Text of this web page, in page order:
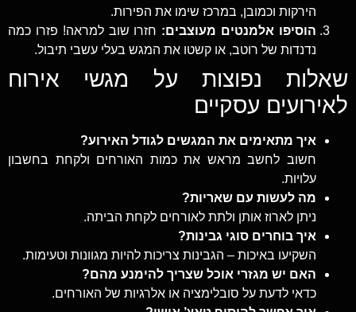
הירקות וכמובן, במרכז שימו את הפירות.
הוסיפו אלמנטים מעוצבים: חזרו שוב למראה! פזרו כמה
נדנדות של רוטב, או קשטו את המגש בעלי עשבי תיבול.
שאלות נפוצות על מגשי אירוח
לאירועים עסקיים
איך מתאימים את המגשים לגודל האירוע?
חשוב לחשב מראש את כמות האורחים ולקחת בחשבון
עלויות.
מה לעשות עם שאריות?
ניתן לארוז אותן ולתת לאורחים לקחת הביתה.
איך בוחרים סוגי גבינות?
השקיעו באיכות – הגבינות צריכות להיות מגוונות וטעימות.
האם יש מגזרי אוכל שצריך להימנע מהם?
כדאי לדעת על סובלימציה או אלרגיות של האורחים.